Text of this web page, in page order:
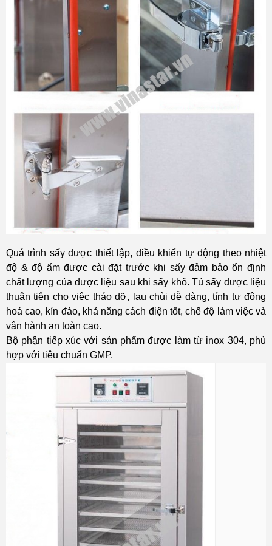
Quá trình sấy được thiết lập, điều khiển tự động theo nhiệt
độ & độ ẩm được cài đặt trước khi sấy đảm bảo ổn định
chất lượng của dược liệu sau khi sấy khô. Tủ sấy dược liệu
thuận tiện cho việc tháo dỡ, lau chùi dễ dàng, tính tự động
hoá cao, kín đáo, khả năng cách điện tốt, chế độ làm việc và
vận hành an toàn cao.
Bộ phận tiếp xúc với sản phẩm được làm từ inox 304, phù
hợp với tiêu chuẩn GMP.